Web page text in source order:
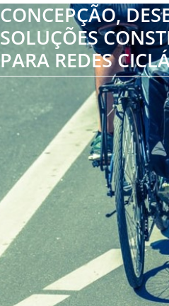
CONCEPÇÃO,
SOLUÇÕES
PARA REDES